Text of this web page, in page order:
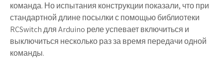
команда. Но испытания конструкции показали, что при
стандартной длине посылки с помощью библиотеки
RCSwitch для Arduino реле успевает включиться и
выключиться несколько раз за время передачи одной
команды.